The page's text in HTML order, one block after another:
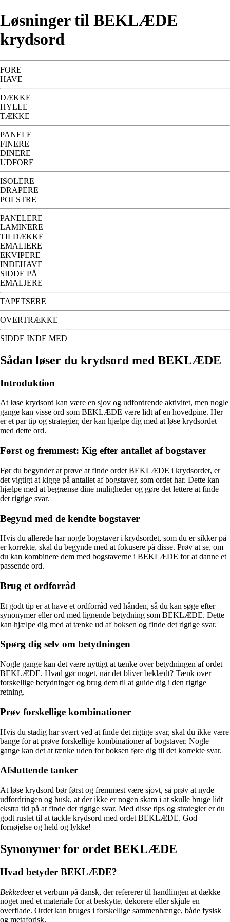
Løsninger til BEKLÆDE
krydsord
FORE
HAVE
DÆKKE
HYLLE
TÆKKE
PANELE
FINERE
DINERE
UDFORE
ISOLERE
DRAPERE
POLSTRE
PANELERE
LAMINERE
TILDÆKKE
EMALIERE
EKVIPERE
INDEHAVE
SIDDE PÅ
EMALJERE
TAPETSERE
OVERTRÆKKE
SIDDE INDE MED
Sådan løser du krydsord med BEKLÆDE
Introduktion
At løse krydsord kan være en sjov og udfordrende aktivitet, men nogle
gange kan visse ord som BEKLÆDE være lidt af en hovedpine. Her
er et par tip og strategier, der kan hjælpe dig med at løse krydsordet
med dette ord.
Først og fremmest: Kig efter antallet af bogstaver
Før du begynder at prøve at finde ordet BEKLÆDE i krydsordet, er
det vigtigt at kigge på antallet af bogstaver, som ordet har. Dette kan
hjælpe med at begrænse dine muligheder og gøre det lettere at finde
det rigtige svar.
Begynd med de kendte bogstaver
Hvis du allerede har nogle bogstaver i krydsordet, som du er sikker på
er korrekte, skal du begynde med at fokusere på disse. Prøv at se, om
du kan kombinere dem med bogstaverne i BEKLÆDE for at danne et
passende ord.
Brug et ordforråd
Et godt tip er at have et ordforråd ved hånden, så du kan søge efter
synonymer eller ord med lignende betydning som BEKLÆDE. Dette
kan hjælpe dig med at tænke ud af boksen og finde det rigtige svar.
Spørg dig selv om betydningen
Nogle gange kan det være nyttigt at tænke over betydningen af ordet
BEKLÆDE. Hvad gør noget, når det bliver beklædt? Tænk over
forskellige betydninger og brug dem til at guide dig i den rigtige
retning.
Prøv forskellige kombinationer
Hvis du stadig har svært ved at finde det rigtige svar, skal du ikke være
bange for at prøve forskellige kombinationer af bogstaver. Nogle
gange kan det at tænke uden for boksen føre dig til det korrekte svar.
Afsluttende tanker
At løse krydsord bør først og fremmest være sjovt, så prøv at nyde
udfordringen og husk, at der ikke er nogen skam i at skulle bruge lidt
ekstra tid på at finde det rigtige svar. Med disse tips og strategier er du
godt rustet til at tackle krydsord med ordet BEKLÆDE. God
fornøjelse og held og lykke!
Synonymer for ordet BEKLÆDE
Hvad betyder BEKLÆDE?
Beklædeer et verbum på dansk, der refererer til handlingen at dække
noget med et materiale for at beskytte, dekorere eller skjule en
overflade. Ordet kan bruges i forskellige sammenhænge, både fysisk
og metaforisk.